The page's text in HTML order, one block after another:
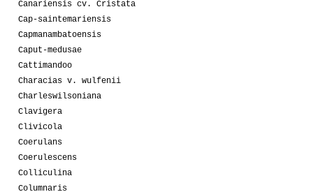
Canariensis cv. Cristata
Cap-saintemariensis
Capmanambatoensis
Caput-medusae
Cattimandoo
Characias v. wulfenii
Charleswilsoniana
Clavigera
Clivicola
Coerulans
Coerulescens
Colliculina
Columnaris